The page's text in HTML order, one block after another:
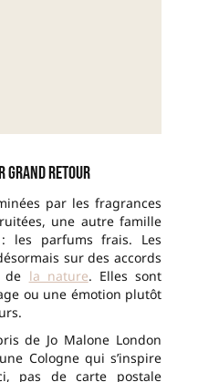
grand retour
par les fragrances
une autre famille
les parfums frais. Les
sur des accords
de la nature. Elles sont
ou une émotion plutôt
de Jo Malone London
Cologne qui s’inspire
pas de carte postale